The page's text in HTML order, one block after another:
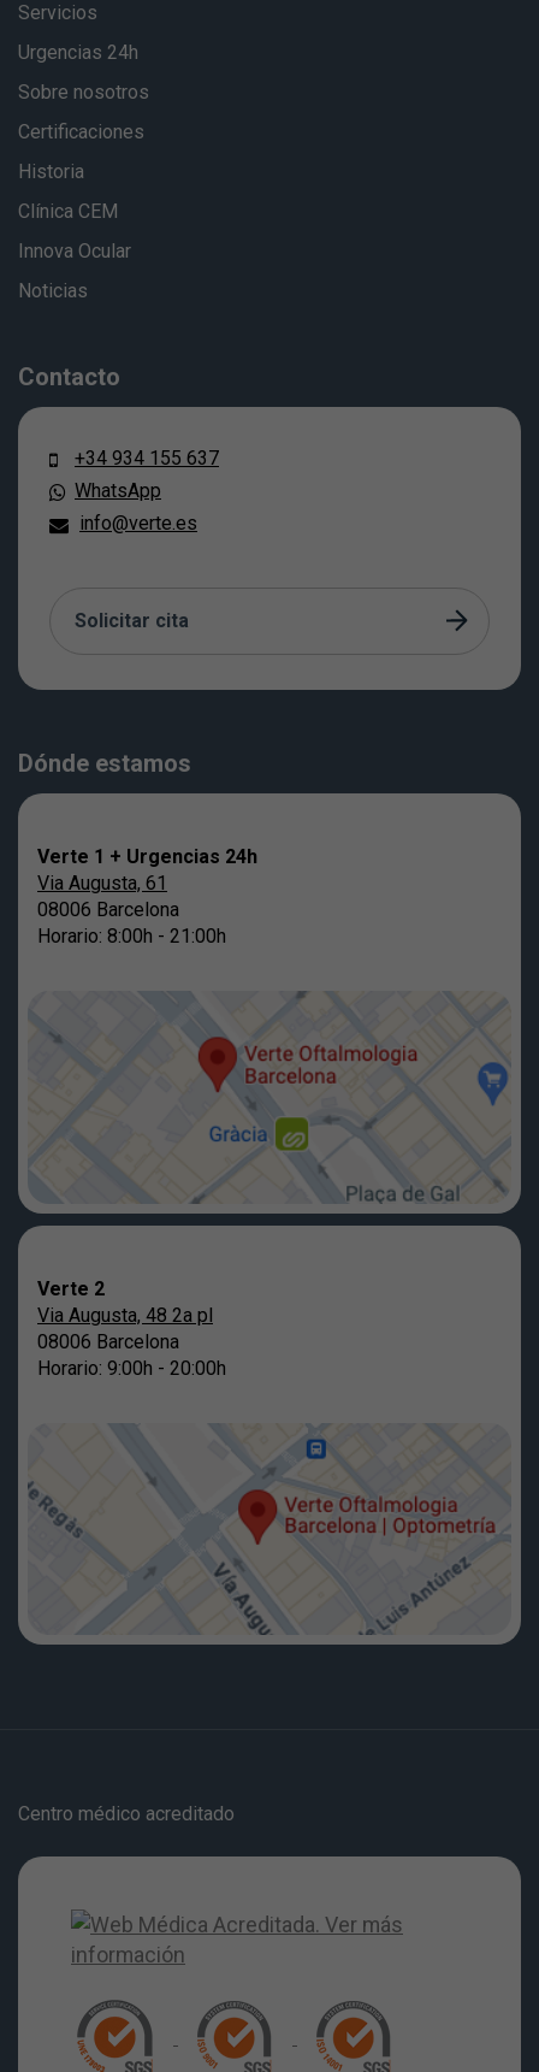
Servicios
Urgencias 24h
Sobre nosotros
Certificaciones
Historia
Clínica CEM
Innova Ocular
Noticias
Contacto
+34 934 155 637
WhatsApp
info@verte.es
Solicitar cita
Dónde estamos
Verte 1 + Urgencias 24h
Via Augusta, 61
08006 Barcelona
Horario: 8:00h - 21:00h
Verte 2
Via Augusta, 48 2a pl
08006 Barcelona
Horario: 9:00h - 20:00h
Centro médico acreditado